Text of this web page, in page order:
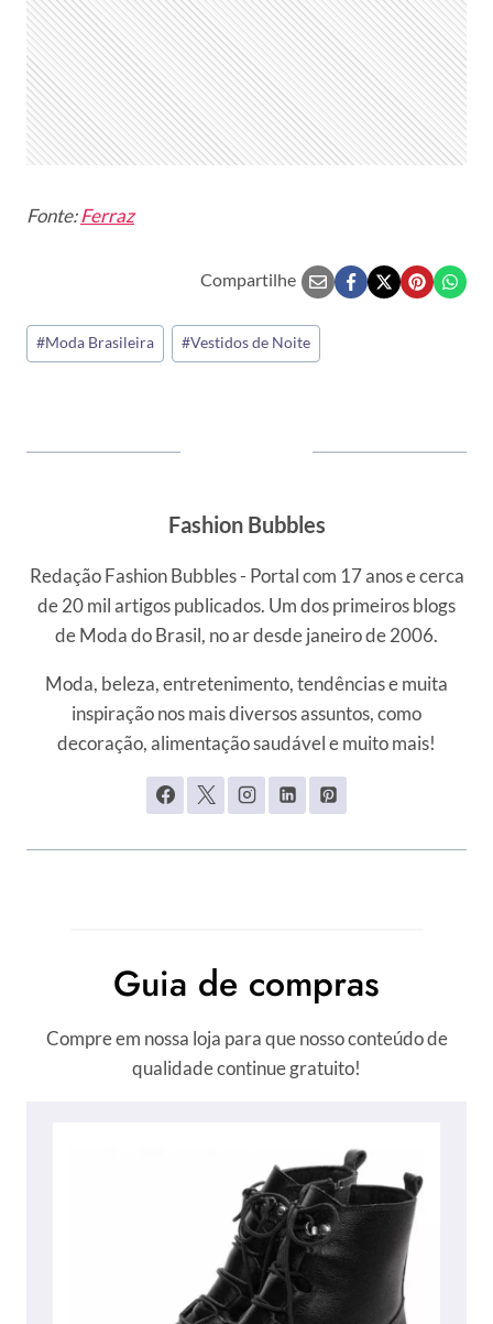
Fonte:Ferraz
Compartilhe
Tags
do
#Moda Brasileira #Vestidos de Noite
Fashion Bubbles
Redação Fashion Bubbles - Portal com 17 anos e cerca
de 20 mil artigos publicados. Um dos primeiros blogs
de Moda do Brasil, no ar desde janeiro de 2006.
Moda, beleza, entretenimento, tendências e muita
inspiração nos mais diversos assuntos, como
decoração, alimentação saudável e muito mais!
Guia de compras
Compre em nossa loja para que nosso conteúdo de
qualidade continue gratuito!